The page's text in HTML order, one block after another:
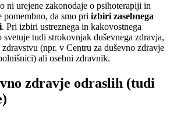
ni urejene zakonodaje o psihoterapiji in
da smo pri izbiri zasebnega
. Pri izbiri ustreznega in kakovostnega
tudi strokovnjak duševnega zdravja,
(npr. v Centru za duševno zdravje
ali osebni zdravnik.
zdravje odraslih (tudi